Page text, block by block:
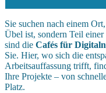
Sie suchen nach einem
Übel ist, sondern Teil
sind die Cafés für
Sie. Hier, wo sich die
Arbeitsauffassung trifft,
Ihre Projekte – von
Platz.